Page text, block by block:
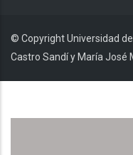
© Copyright Universidad
Castro Sandí y María José